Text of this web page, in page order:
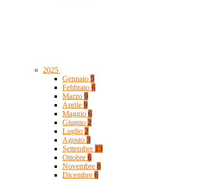
2025
Gennaio 5
Febbraio 6
Marzo 9
Aprile 9
Maggio 6
Giugno 2
Luglio 2
Agosto 3
Settembre 13
Ottobre 6
Novembre 8
Dicembre 6